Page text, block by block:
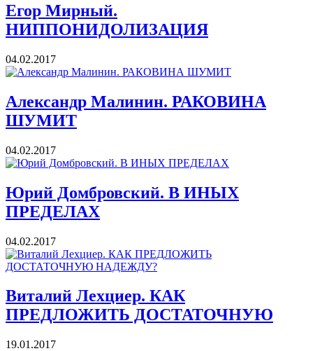
Егор Мирный.
НИППОНИДОЛИЗАЦИЯ
04.02.2017
Александр Малинин. РАКОВИНА
ШУМИТ
04.02.2017
Юрий Домбровский. В ИНЫХ
ПРЕДЕЛАХ
04.02.2017
Виталий Лехциер. КАК
ПРЕДЛОЖИТЬ ДОСТАТОЧНУЮ
19.01.2017